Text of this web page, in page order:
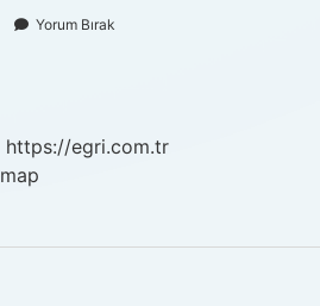
Yorum Bırak
https://egri.com.tr